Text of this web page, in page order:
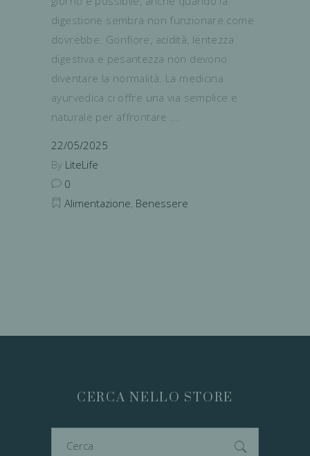
digestione sembra non funzionare come
dovrebbe. Gonfiore, acidità, lentezza
digestiva e pesantezza non devono
diventare la normalità. La medicina
ayurvedica ci offre una via semplice e
naturale per affrontare
22/05/2025
By LiteLife
0
Alimentazione, Benessere
CERCA NELLO STORE